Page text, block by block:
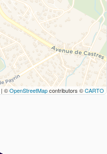
| ©OpenStreetMapcontributors ©CARTO